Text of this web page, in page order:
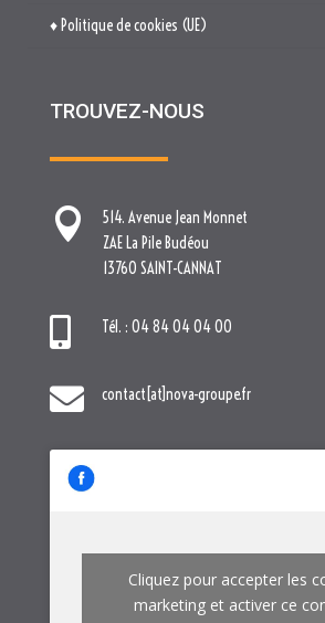
♦ Politique de cookies (UE)
TROUVEZ-NOUS

514. Avenue Jean Monnet
ZAE La Pile Budéou
13760 SAINT-CANNAT
 Tél. : 04 84 04 04 00
 contact[at]nova-groupe.fr
Cliquez pour accepter les
marketing et activer ce